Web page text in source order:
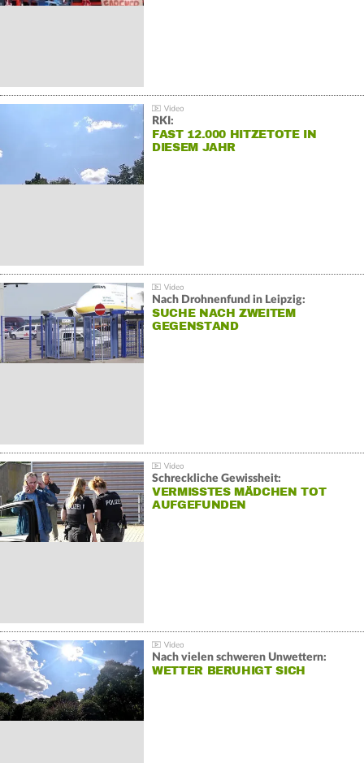
RKI:
FAST 12.000 HITZETOTE IN
DIESEM JAHR
Nach Drohnenfund in Leipzig:
SUCHE NACH ZWEITEM
GEGENSTAND
Schreckliche Gewissheit:
VERMISSTES MÄDCHEN TOT
AUFGEFUNDEN
Nach vielen schweren Unwettern:
WETTER BERUHIGT SICH